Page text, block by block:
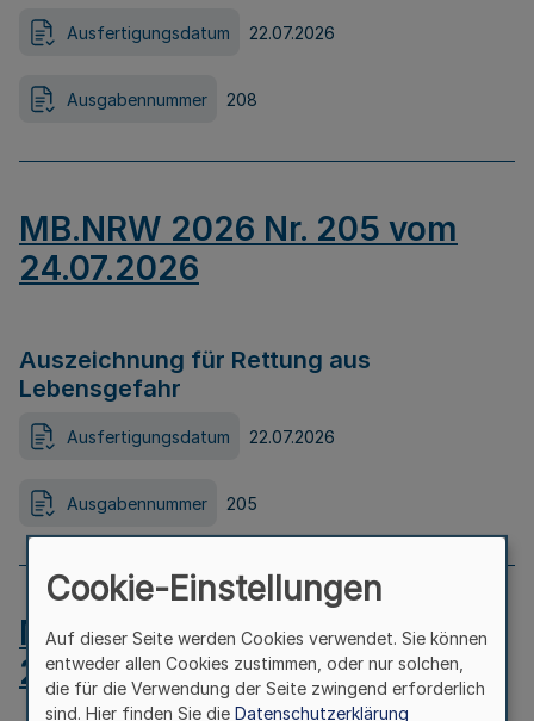
Ausfertigungsdatum 22.07.2026
Ausgabennummer 208
MB.NRW 2026 Nr. 205 vom
24.07.2026
Auszeichnung für Rettung aus
Lebensgefahr
Ausfertigungsdatum 22.07.2026
Ausgabennummer 205
MB.NRW 2026 Nr. 204 vom
24.07.2026
Cookie-Einstellungen
Auf dieser Seite werden Cookies verwendet. Sie können
entweder allen Cookies zustimmen, oder nur solchen,
die für die Verwendung der Seite zwingend erforderlich
sind. Hier finden Sie die Datenschutzerklärung